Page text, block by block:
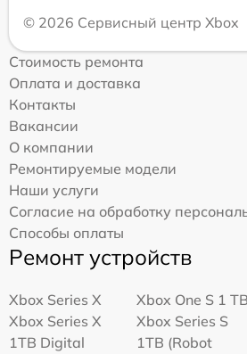
© 2026 Сервисный центр Xbox
Стоимость ремонта
Оплата и доставка
Контакты
Вакансии
О компании
Ремонтируемые модели
Наши услуги
Согласие на обработку
Способы оплаты
Ремонт устройств
Xbox Series X
Xbox One S 1 TB
Xbox Series X
1TB Digital
Xbox Series S
1TB (Robot